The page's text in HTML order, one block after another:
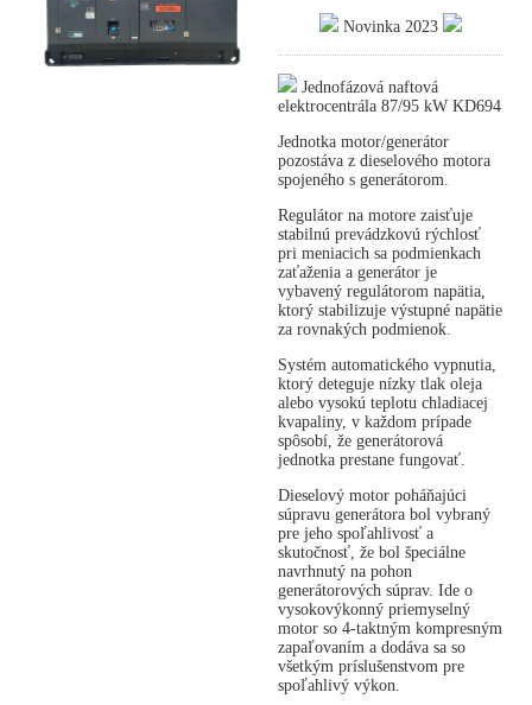
Novinka 2023
Jednofázová naftová
elektrocentrála 87/95 kW KD694
Jednotka motor/generátor
pozostáva z dieselového motora
spojeného s generátorom.
Regulátor na motore zaisťuje
stabilnú prevádzkovú rýchlosť
pri meniacich sa podmienkach
zaťaženia a generátor je
vybavený regulátorom napätia,
ktorý stabilizuje výstupné napätie
za rovnakých podmienok.
Systém automatického vypnutia,
ktorý deteguje nízky tlak oleja
alebo vysokú teplotu chladiacej
kvapaliny, v každom prípade
spôsobí, že generátorová
jednotka prestane fungovať.
Dieselový motor poháňajúci
súpravu generátora bol vybraný
pre jeho spoľahlivosť a
skutočnosť, že bol špeciálne
navrhnutý na pohon
generátorových súprav. Ide o
vysokovýkonný priemyselný
motor so 4-taktným kompresným
zapaľovaním a dodáva sa so
všetkým príslušenstvom pre
spoľahlivý výkon.